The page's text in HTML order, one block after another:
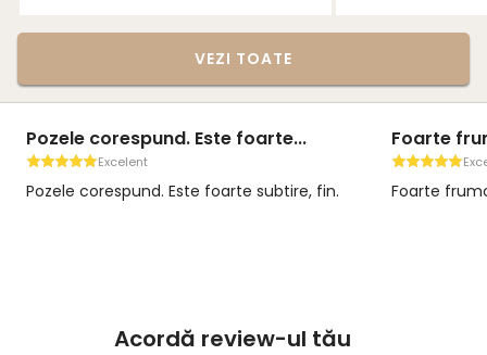
VEZI TOATE
Pozele corespund. Este foarte...
Excelent
Pozele corespund. Este foarte subtire, fin.
Foarte
Foarte
Acordă review-ul tău